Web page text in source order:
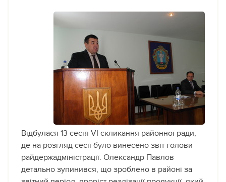
Відбулася 13 сесія VІ скликання районної ради,
де на розгляд сесії було винесено звіт голови
райдержадміністрації. Олександр Павлов
детально зупинився, що зроблено в районі за